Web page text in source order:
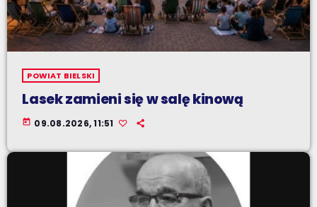
POWIAT BIELSKI
Lasek zamieni się w salę kinową
today 09.08.2026, 11:51